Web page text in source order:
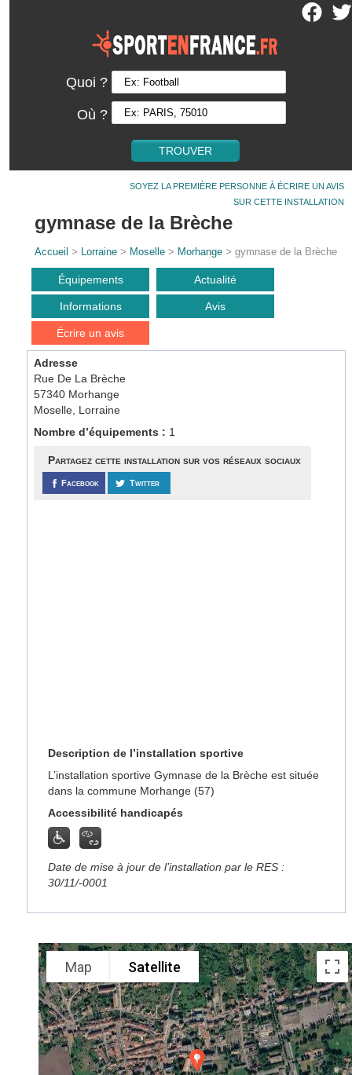
Quoi ?
Où ?
SOYEZ LA PREMIÈRE PERSONNE À ÉCRIRE UN AVIS
SUR CETTE INSTALLATION
gymnase de la Brèche
Accueil > Lorraine > Moselle > Morhange > gymnase de la Brèche
Équipements Actualité
Informations Avis
Écrire un avis
Adresse
Rue De La Brèche
57340 Morhange
Moselle, Lorraine
Nombre d’équipements : 1
Partagez cette installation sur vos réseaux sociaux
Facebook Twitter
Description de l’installation sportive
L’installation sportive Gymnase de la Brèche est située
dans la commune Morhange (57)
Accessibilité handicapés
Date de mise à jour de l’installation par le RES :
30/11/-0001
Map Satellite